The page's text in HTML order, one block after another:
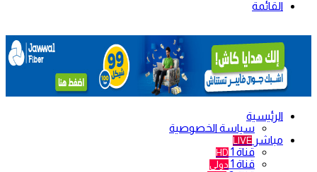
القائمة
الرئيسية
سياسة الخصوصية
مباشر LIVE
قناة 1 HD
قناة 1 دولي